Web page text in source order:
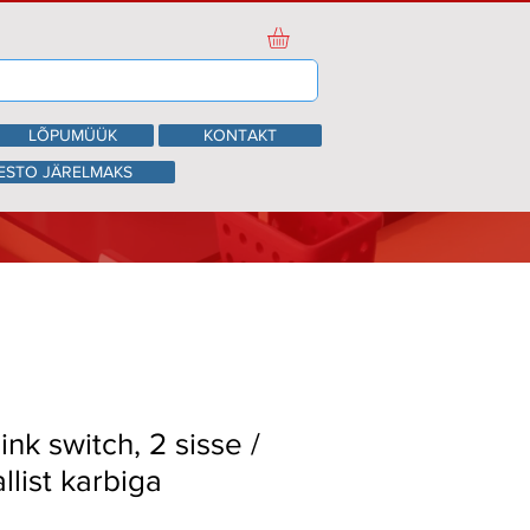
LÕPUMÜÜK
KONTAKT
JÄRELMAKS
switch, 2 sisse /
karbiga